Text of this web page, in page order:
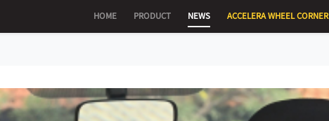
HOME PRODUCT NEWS ACCELERA WHEEL CORNER